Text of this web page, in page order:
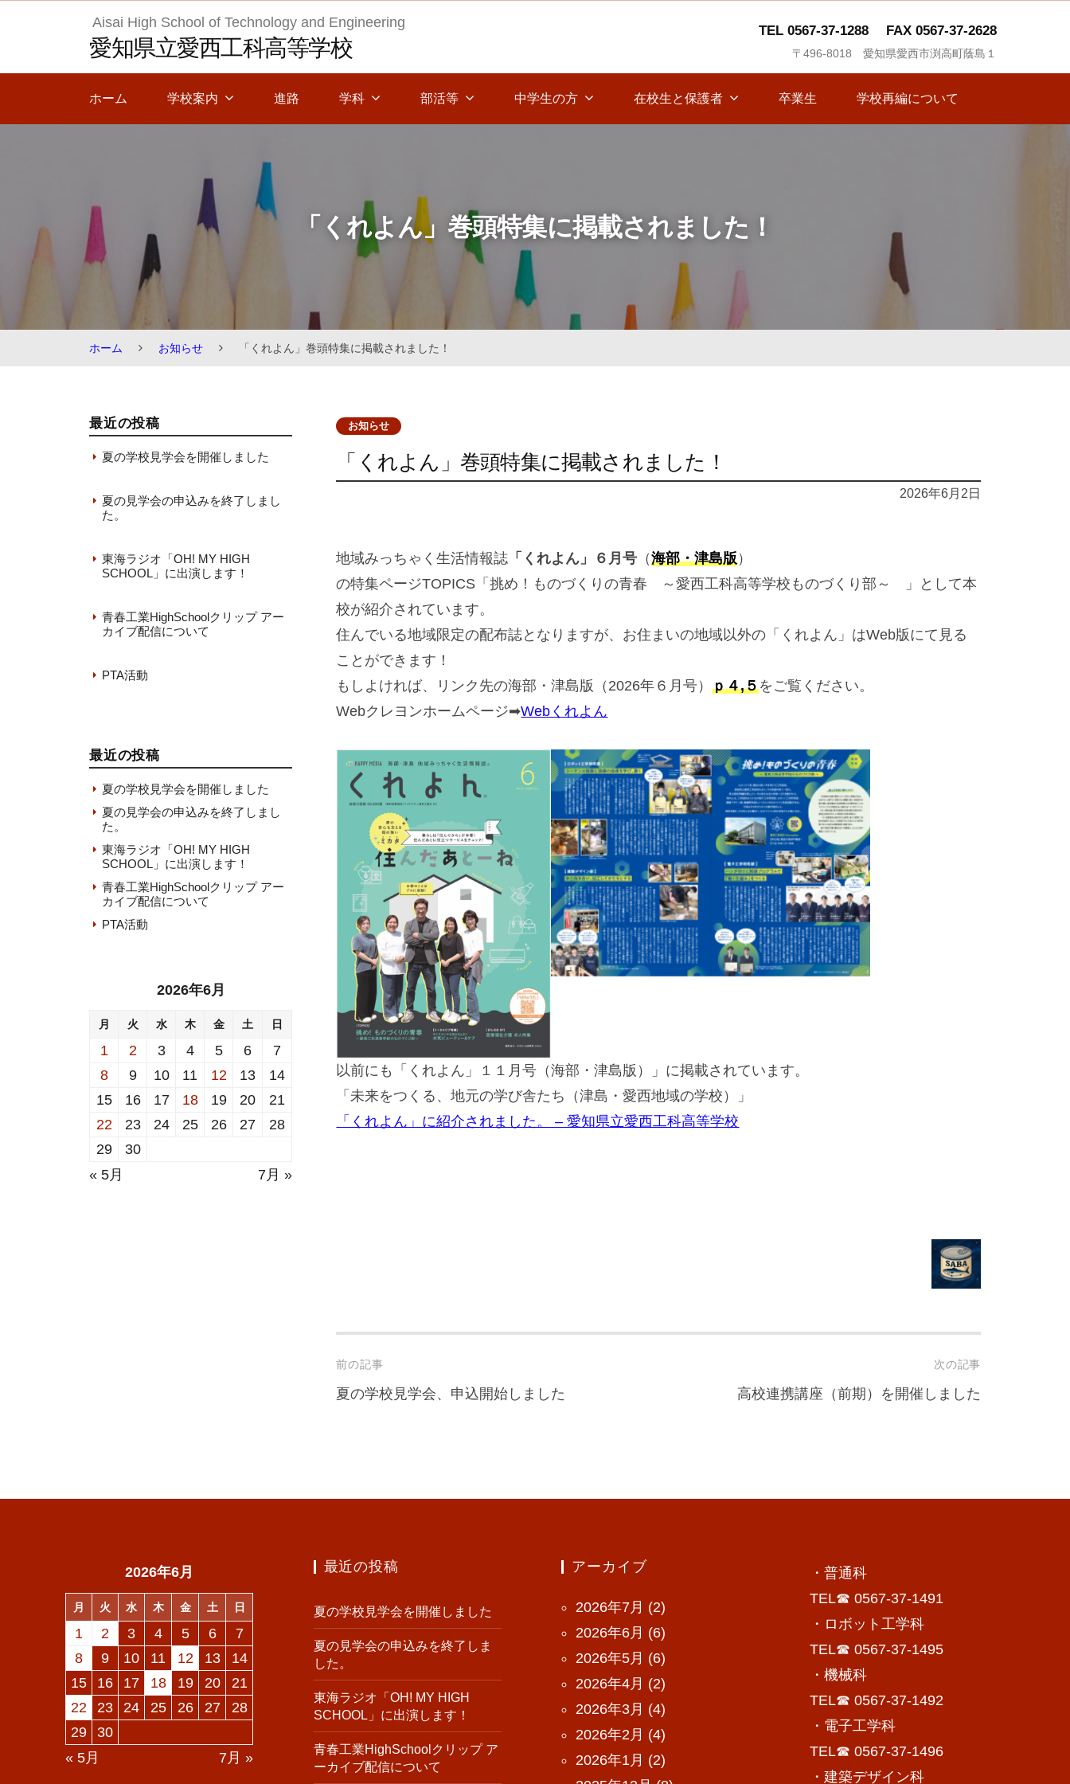
Aisai High School of Technology and Engineering
愛知県立愛西工科高等学校
TEL 0567-37-1288 FAX 0567-37-2628
〒496-8018 愛知県愛西市渕高町蔭島１
ホーム 学校案内 進路 学科 部活等 中学生の方 在校生と保護者 卒業生 学校再編について
「くれよん」巻頭特集に掲載されました！
ホーム お知らせ 「くれよん」巻頭特集に掲載されました！
お知らせ
「くれよん」巻頭特集に掲載されました！
2026年6月2日
地域みっちゃく生活情報誌 「くれよん」６月号 （海部・津島版）
の特集ページTOPICS「挑め！ものづくりの青春 ～愛西工科高等学校ものづくり部～ 」として本
校が紹介されています。
住んでいる地域限定の配布誌となりますが、お住まいの地域以外の「くれよん」はWeb版にて見る
ことができます！
もしよければ、リンク先の海部・津島版（2026年６月号）ｐ４,５をご覧ください。
Webクレヨンホームページ➡Webくれよん
以前にも「くれよん」１１月号（海部・津島版）」に掲載されています。
「未来をつくる、地元の学び舎たち（津島・愛西地域の学校）」
「くれよん」に紹介されました。 – 愛知県立愛西工科高等学校
Post
navigation
前の記事
夏の学校見学会、申込開始しました
次の記事
高校連携講座（前期）を開催しました
最近の投稿
夏の学校見学会を開催しました
夏の見学会の申込みを終了しまし
た。
東海ラジオ「OH! MY HIGH
SCHOOL」に出演します！
青春工業HighSchoolクリップ アー
カイブ配信について
PTA活動
最近の投稿
夏の学校見学会を開催しました
夏の見学会の申込みを終了しまし
た。
東海ラジオ「OH! MY HIGH
SCHOOL」に出演します！
青春工業HighSchoolクリップ アー
カイブ配信について
PTA活動
2026年6月
月 火 水 木 金 土 日
1 2 3 4 5 6
7
8
9 10 11 12 13
14
15
16 17 18 19 20
21
22
23 24 25 26 27
28
29
30
« 5月
7月 »
2026年6月
月 火 水 木 金 土 日
1 2 3 4 5 6
7
8
9 10 11 12 13
14
15
16 17 18 19 20
21
22
23 24 25 26 27
28
29
30
« 5月
7月 »
最近の投稿
夏の学校見学会を開催しました
夏の見学会の申込みを終了しま
した。
東海ラジオ「OH! MY HIGH
SCHOOL」に出演します！
青春工業HighSchoolクリップ ア
ーカイブ配信について
アーカイブ
2026年7月 (2)
2026年6月 (6)
2026年5月 (6)
2026年4月 (2)
2026年3月 (4)
2026年2月 (4)
2026年1月 (2)
・普通科
TEL☎ 0567-37-1491
・ロボット工学科
TEL☎ 0567-37-1495
・機械科
TEL☎ 0567-37-1492
・電子工学科
TEL☎ 0567-37-1496
・建築デザイン科